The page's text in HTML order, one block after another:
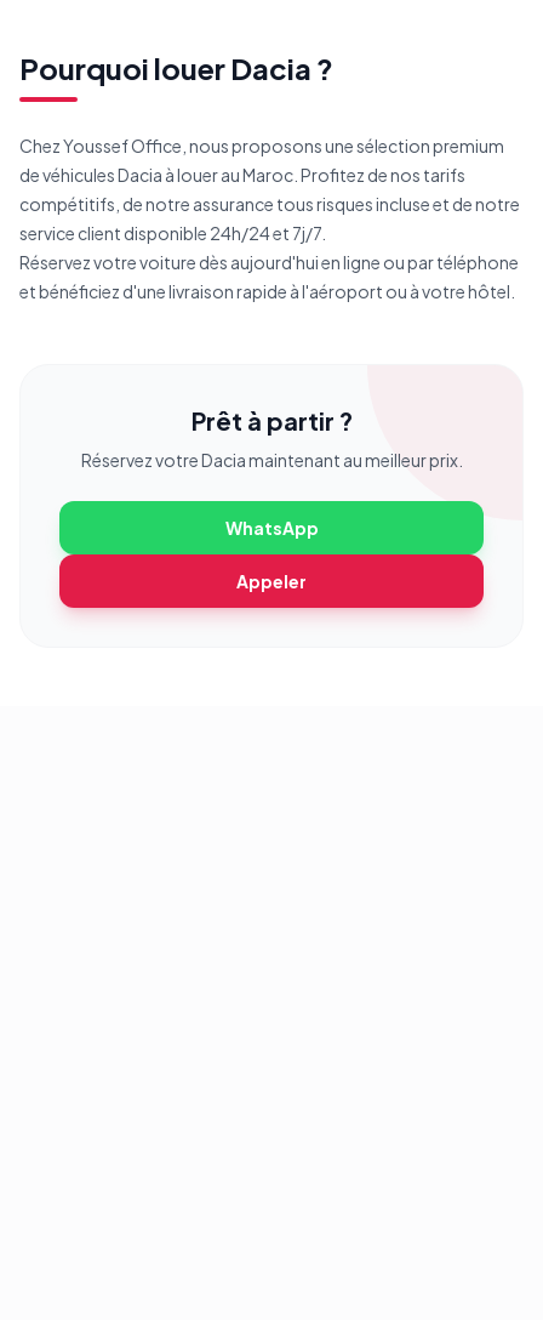
Pourquoi louer Dacia ?
Chez Youssef Office, nous proposons une sélection premium
de véhiculesDacia à louer au Maroc. Profitez de nos tarifs
compétitifs, de notre assurance tous risques incluse et de notre
service client disponible 24h/24 et 7j/7.
Réservez votre voiture dès aujourd'hui en ligne ou par téléphone
et bénéficiez d'une livraison rapide à l'aéroport ou à votre hôtel.
Prêt à partir ?
Réservez votreDaciamaintenant au meilleur prix.
WhatsApp
Appeler